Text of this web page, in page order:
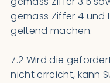
gemäss Ziffer 4 und
geltend machen.
7.2 Wird die
nicht erreicht, kann